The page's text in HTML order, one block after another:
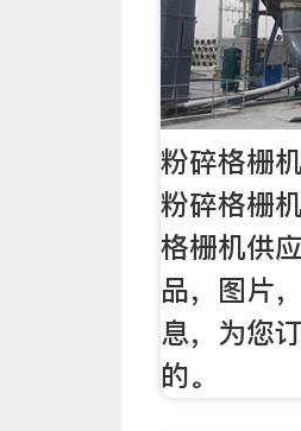
粉碎格栅
粉碎格栅
格栅机供
品，图片
息，为您
的。